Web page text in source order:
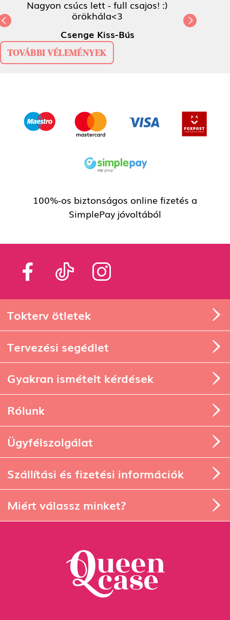
Nagyon csúcs lett - full csajos! :) örökhála<3
Csenge Kiss-Bús
Previous
TOVÁBBI VÉLEMÉNYEK
100%-os biztonságos online fizetés a
Tervezési segédlet
Gyakran ismételt kérdések
Ügyfélszolgálat